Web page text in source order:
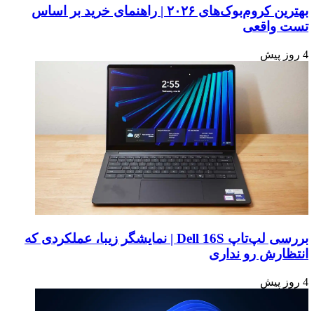
بهترین کروم‌بوک‌های ۲۰۲۶ | راهنمای خرید بر اساس
تست واقعی
4 روز پیش
بررسی لپ‌تاپ Dell 16S | نمایشگر زیبا، عملکردی که
انتظارش رو نداری
4 روز پیش